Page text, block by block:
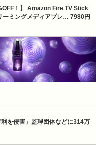
！】 Amazon Fire TV Stick
ーミングメディアプレ… 7980円
を侵害」監理団体などに314万